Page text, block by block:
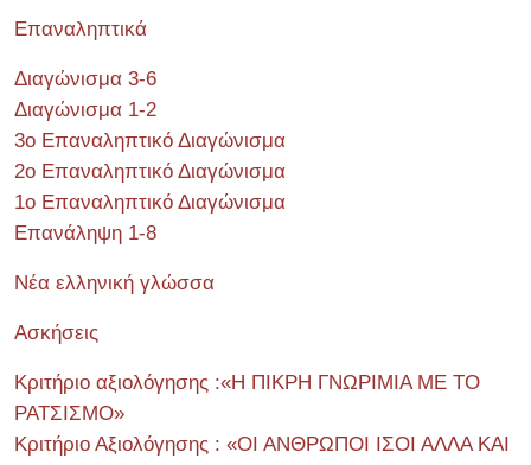
Επαναληπτικά
Διαγώνισμα 3-6
Διαγώνισμα 1-2
3ο Επαναληπτικό Διαγώνισμα
2ο Επαναληπτικό Διαγώνισμα
1ο Επαναληπτικό Διαγώνισμα
Επανάληψη 1-8
Νέα ελληνική γλώσσα
Ασκήσεις
Κριτήριο αξιολόγησης :«Η ΠΙΚΡΗ ΓΝΩΡΙΜΙΑ ΜΕ ΤΟ
ΡΑΤΣΙΣΜΟ»
Κριτήριο Αξιολόγησης : «ΟΙ ΑΝΘΡΩΠΟΙ ΙΣΟΙ ΑΛΛΑ ΚΑΙ